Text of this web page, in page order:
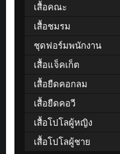
เสื้อคณะ
เสื้อชมรม
ชุดฟอร์มพนักงาน
เสื้อแจ็คเก็ต
เสื้อยืดคอกลม
เสื้อยืดคอวี
เสื้อโปโลผู้หญิง
เสื้อโปโลผู้ชาย